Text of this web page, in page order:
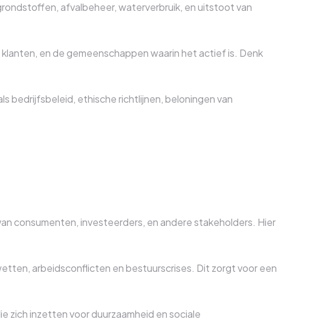
afvalbeheer, waterverbruik, en uitstoot van
en de gemeenschappen waarin het actief is. Denk
bedrijfsbeleid, ethische richtlijnen, beloningen van
consumenten, investeerders, en andere stakeholders. Hier
arbeidsconflicten en bestuurscrises. Dit zorgt voor een
zich inzetten voor duurzaamheid en sociale